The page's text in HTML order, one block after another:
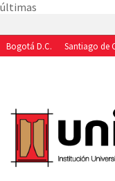
últimas
Bogotá D.C.
Santiago de